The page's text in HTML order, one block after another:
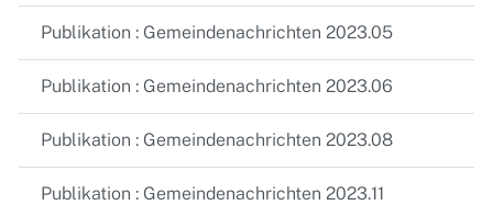
Publikation : Gemeindenachrichten 2023.05
Publikation : Gemeindenachrichten 2023.06
Publikation : Gemeindenachrichten 2023.08
Publikation : Gemeindenachrichten 2023.11